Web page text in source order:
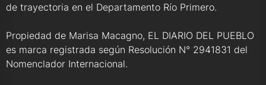
de trayectoria en el Departamento Río Primero.
Propiedad de Marisa Macagno, EL DIARIO DEL PUEBLO
es marca registrada según Resolución N° 2941831 del
Nomenclador Internacional.